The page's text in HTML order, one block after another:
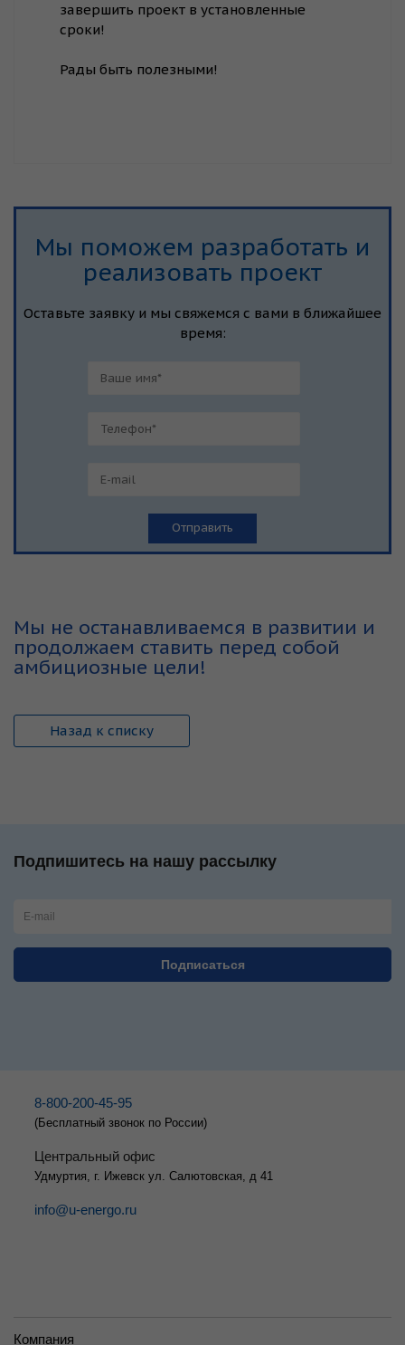
завершить проект в установленные
сроки!
Рады быть полезными!
Мы поможем разработать и
реализовать проект
Оставьте заявку и мы свяжемся с вами в ближайшее
время:
Мы не останавливаемся в развитии и
продолжаем ставить перед собой
амбициозные цели!
Назад к списку
Подпишитесь на нашу рассылку
8-800-200-45-95
(Бесплатный звонок по России)
Центральный офис
Удмуртия, г. Ижевск ул. Салютовская, д 41
info@u-energo.ru
Компания